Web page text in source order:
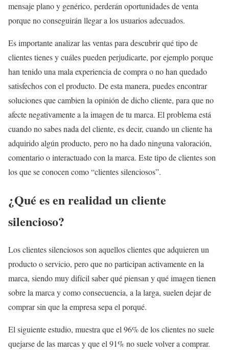
mensaje plano y genérico, perderán oportunidades de venta
porque no conseguirán llegar a los usuarios adecuados.
Es importante analizar las ventas para descubrir qué tipo de
clientes tienes y cuáles pueden perjudicarte, por ejemplo porque
han tenido una mala experiencia de compra o no han quedado
satisfechos con el producto. De esta manera, puedes encontrar
soluciones que cambien la opinión de dicho cliente, para que no
afecte negativamente a la imagen de tu marca. El problema está
cuando no sabes nada del cliente, es decir, cuando un cliente ha
adquirido algún producto, pero no ha dado ninguna valoración,
comentario o interactuado con la marca. Este tipo de clientes son
los que se conocen como “clientes silenciosos”.
¿Qué es en realidad un cliente
silencioso?
Los clientes silenciosos son aquellos clientes que adquieren un
producto o servicio, pero que no participan activamente en la
marca, siendo muy difícil saber qué piensan y qué imagen tienen
sobre la marca y como consecuencia, a la larga, suelen dejar de
comprar sin que la empresa sepa el porqué.
El siguiente estudio, muestra que el 96% de los clientes no suele
quejarse de las marcas y que el 91% no suele volver a comprar.